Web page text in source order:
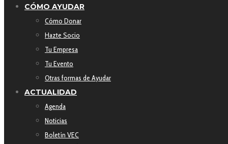
CÓMO AYUDAR
Cómo Donar
Hazte Socio
Tu Empresa
Tu Evento
Otras formas de Ayudar
ACTUALIDAD
Agenda
Noticias
Boletín VEC